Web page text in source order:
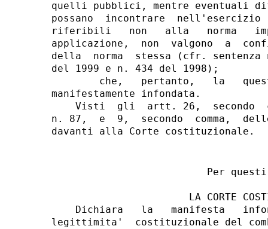
quelli pubblici, mentre
possano  incontrare
riferibili   non   alla   norma
applicazione,  non  valgono  a
della  norma  stessa (cfr. sentenza
del 1999 e n. 434 del 1998);
che,   pertanto,   la
manifestamente infondata.
Visti  gli  artt. 26,  secondo
n. 87,  e  9,  secondo  comma,
Per
LA CORTE
Dichiara   la   manifesta
legittimita'  costituzionale del